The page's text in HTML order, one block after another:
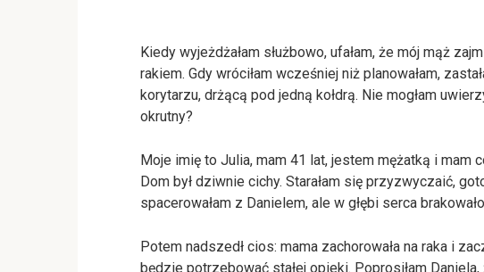
Kiedy wyjeżdżałam służbowo, ufałam, że mój mąż
rakiem. Gdy wróciłam wcześniej niż planowałam,
korytarzu, drżącą pod jedną kołdrą. Nie mogłam
okrutny?
Moje imię to Julia, mam 41 lat, jestem mężatką i mam
Dom był dziwnie cichy. Starałam się przyzwyczaić,
spacerowałam z Danielem, ale w głębi serca
Potem nadszedł cios: mama zachorowała na raka i
będzie potrzebować stałej opieki. Poprosiłam